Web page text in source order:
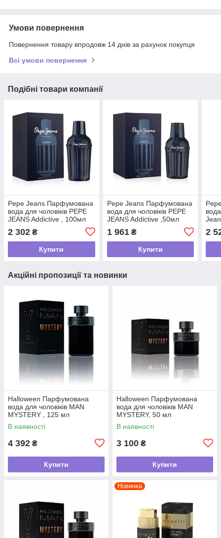
Умови повернення
Повернення товару впродовж 14 днів за рахунок покупця
Всі умови повернення
Подібні товари компанії
Pepe Jeans Парфумована
вода для чоловіків PEPE
JEANS Addictive , 100мл
2 302 ₴
Купити
Pepe Jeans Парфумована
вода для чоловіків PEPE
JEANS Addictive ,50мл
1 961₴
Купити
2
Акційні пропозиції та новинки
Halloween Парфумована
вода для чоловіків MAN
MYSTERY , 125 мл
В наявності
4 392 ₴
Купити
Halloween Парфумована
вода для чоловіків MAN
MYSTERY, 50 мл
В наявності
3 100 ₴
Купити
Новинка